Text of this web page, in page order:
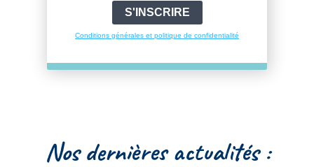
S'INSCRIRE
Conditions générales et politique de confidentialité
Nos dernières actualités :